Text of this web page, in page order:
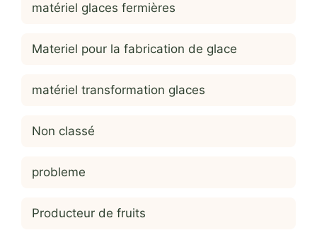
matériel glaces fermières
Materiel pour la fabrication de glace
matériel transformation glaces
Non classé
probleme
Producteur de fruits